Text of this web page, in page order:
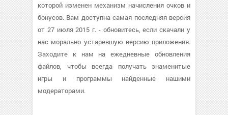
которой изменен механизм начисления очков и
бонусов. Вам доступна самая последняя версия
от 27 июля 2015 г. - обновитесь, если скачали у
нас морально устаревшую версию приложения.
Заходите к нам на ежедневные обновления
файлов, чтобы всегда получать знаменитые
игры и программы найденные нашими
модераторами.